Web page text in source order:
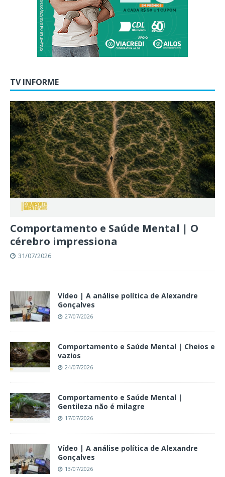
TV INFORME
Comportamento e Saúde Mental | O
cérebro impressiona
31/07/2026
Vídeo | A análise política de Alexandre
Gonçalves
27/07/2026
Comportamento e Saúde Mental | Cheios e
vazios
24/07/2026
Comportamento e Saúde Mental |
Gentileza não é milagre
17/07/2026
Vídeo | A análise política de Alexandre
Gonçalves
13/07/2026